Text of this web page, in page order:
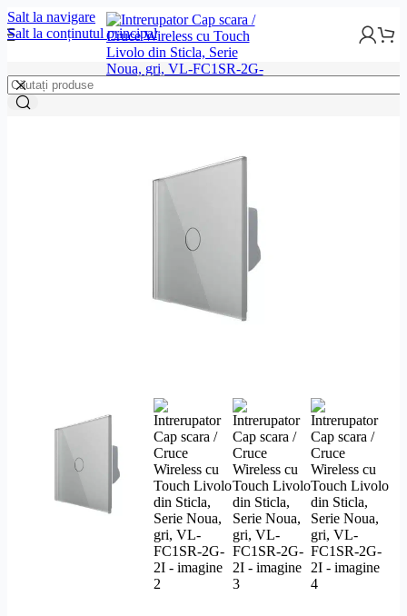
Salt la navigare
Salt la conținutul principal
Smart Home Intrerupatoare